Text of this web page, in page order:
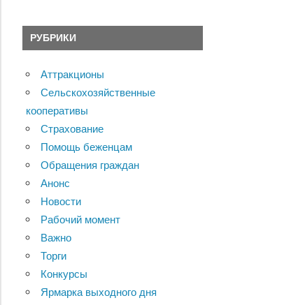
РУБРИКИ
Аттракционы
Сельскохозяйственные
кооперативы
Страхование
Помощь беженцам
Обращения граждан
Анонс
Новости
Рабочий момент
Важно
Торги
Конкурсы
Ярмарка выходного дня